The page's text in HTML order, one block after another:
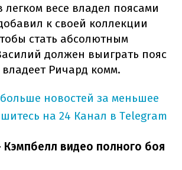
весе владел поясами
к своей коллекции
стать абсолютным
должен выиграть пояс
Ричард комм.
новостей за меньшее
на 24 Канал в Telegram
видео полного боя